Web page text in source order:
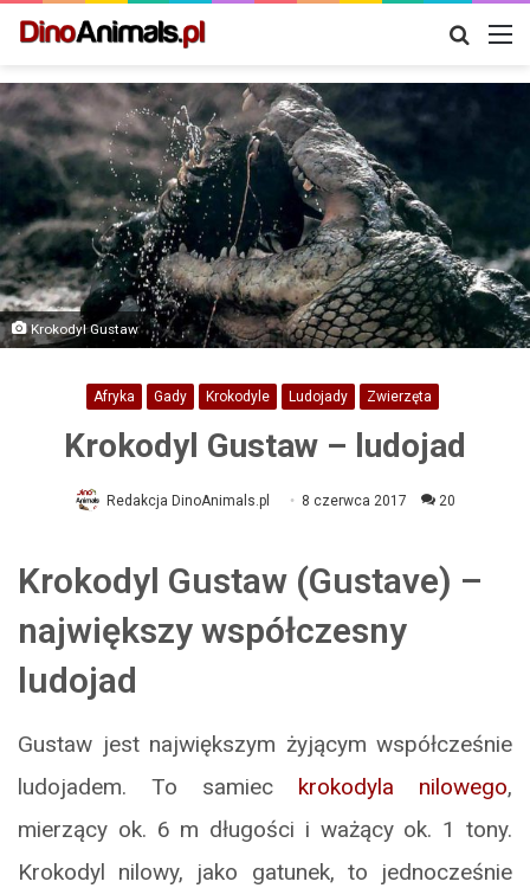
Szukaj
Krokodyl Gustaw
Afryka Gady Krokodyle Ludojady Zwierzęta
Krokodyl Gustaw – ludojad
Redakcja DinoAnimals.pl 8 czerwca 2017 20
Krokodyl Gustaw (Gustave) –
największy współczesny
ludojad
Gustaw jest największym żyjącym współcześnie
ludojadem. To samiec krokodyla nilowego,
mierzący ok. 6 m długości i ważący ok. 1 tony.
Krokodyl nilowy, jako gatunek, to jednocześnie